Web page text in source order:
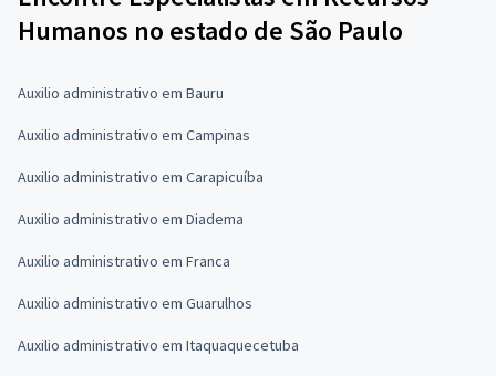
Humanos no estado de São Paulo
Auxilio administrativo em Bauru
Auxilio administrativo em Campinas
Auxilio administrativo em Carapicuíba
Auxilio administrativo em Diadema
Auxilio administrativo em Franca
Auxilio administrativo em Guarulhos
Auxilio administrativo em Itaquaquecetuba